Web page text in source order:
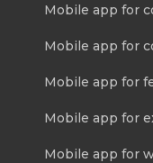
Mobile app for
Mobile app for
Mobile app for
Mobile app for
Mobile app for